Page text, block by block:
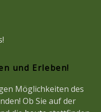
und Erleben!
Möglichkeiten des
Ob Sie auf der